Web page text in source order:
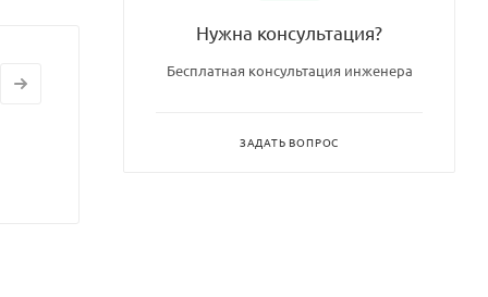
Нужна консультация?
Бесплатная консультация инженера
ЗАДАТЬ ВОПРОС